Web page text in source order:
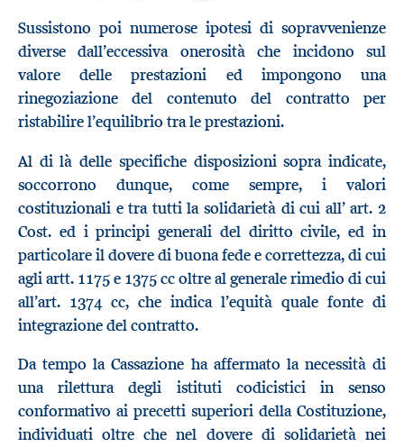
Sussistono poi numerose ipotesi di sopravvenienze
diverse dall’eccessiva onerosità che incidono sul
valore delle prestazioni ed impongono una
rinegoziazione del contenuto del contratto per
ristabilire l’equilibrio tra le prestazioni.
Al di là delle specifiche disposizioni sopra indicate,
soccorrono dunque, come sempre, i valori
costituzionali e tra tutti la solidarietà di cui all’ art. 2
Cost. ed i principi generali del diritto civile, ed in
particolare il dovere di buona fede e correttezza, di cui
agli artt. 1175 e 1375 cc oltre al generale rimedio di cui
all’art. 1374 cc, che indica l’equità quale fonte di
integrazione del contratto.
Da tempo la Cassazione ha affermato la necessità di
una rilettura degli istituti codicistici in senso
conformativo ai precetti superiori della Costituzione,
individuati oltre che nel dovere di solidarietà nei